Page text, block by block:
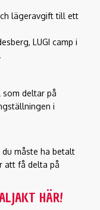
lägeravgift till ett
LUGI camp i
som deltar på
i
du måste ha betalt
att få delta på
HÄR!